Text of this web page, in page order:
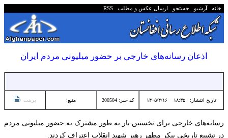
خانه آرشیو جستجو ارسال عکس و مطلب RSS
اذعان رسانه‌های خارجی بر حضور میلیونی مردم ایران
تاریخ انتشار:۱۸:۳۵ ۱۴۰۵/۴/۱۶ کد خبر: 200504 منبع: پرینت
رسانه‌های خارجی برای نخستین بار به طور مشترک به حضور میلیونی مردم
در تشییع تاریخی پیکر مطهر رهبر شهید انقلاب اعتراف کردند.